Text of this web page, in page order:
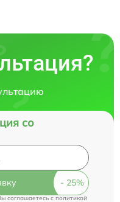
со
соглашаетесь cполитикой